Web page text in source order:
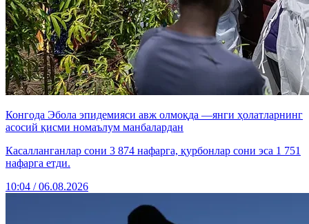
Конгода Эбола эпидемияси авж олмоқда —янги ҳолатларнинг
асосий қисми номаълум манбалардан
Касалланганлар сони 3 874 нафарга, қурбонлар сони эса 1 751
нафарга етди.
10:04 / 06.08.2026